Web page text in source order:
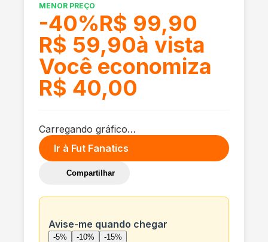
MENOR PREÇO
-40%R$ 99,90
R$ 59,90à vista
Você economiza
R$ 40,00
Carregando gráfico…
Ir à Fut Fanatics
Compartilhar
Avise-me quando chegar
-5% -10% -15%